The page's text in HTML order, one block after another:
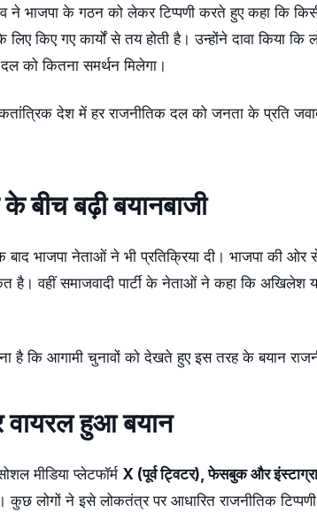
ने भाजपा के गठन को लेकर टिप्पणी करते हुए कहा कि
लिए किए गए कार्यों से तय होती है। उन्होंने दावा
को कितना समर्थन मिलेगा।
देश में हर राजनीतिक दल को जनता के प्रति
बीच बढ़ी बयानबाजी
भाजपा नेताओं ने भी प्रतिक्रिया दी। भाजपा की ओर
है। वहीं समाजवादी पार्टी के नेताओं ने कहा कि
है कि आगामी चुनावों को देखते हुए इस तरह के बयान
वायरल हुआ बयान
मीडिया प्लेटफॉर्म X (पूर्व ट्विटर), फेसबुक और
कुछ लोगों ने इसे लोकतंत्र पर आधारित राजनीतिक